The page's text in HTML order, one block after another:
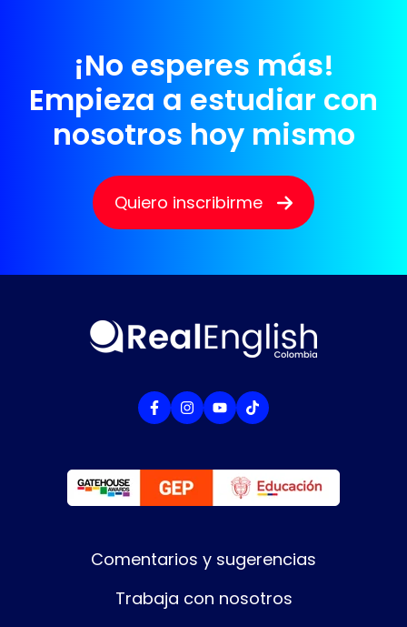
¡No esperes más!
Empieza a estudiar con
nosotros hoy mismo
Quiero inscribirme
Comentarios y sugerencias
Trabaja con nosotros